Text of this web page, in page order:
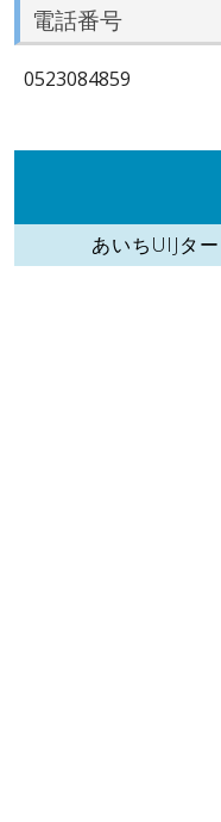
電話番号
0523084859
あいちUIJタ